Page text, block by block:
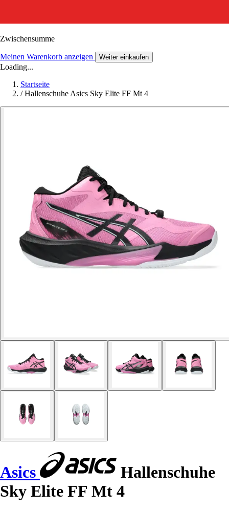
Zwischensumme
Meinen Warenkorb anzeigen Weiter einkaufen
Loading...
Startseite
/ Hallenschuhe Asics Sky Elite FF Mt 4
Asics
Hallenschuhe
Sky Elite FF Mt 4